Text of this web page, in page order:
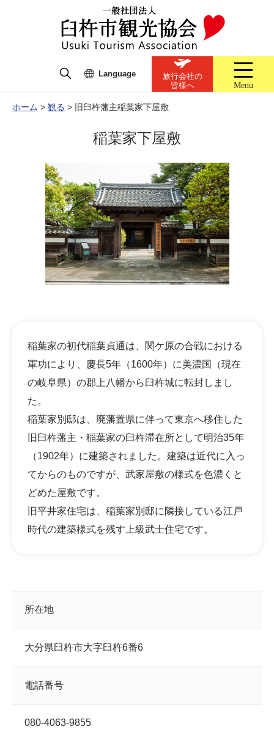
Language
旅行会社の
皆様へ
Menu
ホーム > 観る > 旧臼杵藩主稲葉家下屋敷
稲葉家下屋敷
稲葉家の初代稲葉貞通は、関ケ原の合戦における
軍功により、慶長5年（1600年）に美濃国（現在
の岐阜県）の郡上八幡から臼杵城に転封しまし
た。
稲葉家別邸は、廃藩置県に伴って東京へ移住した
旧臼杵藩主・稲葉家の臼杵滞在所として明治35年
（1902年）に建築されました。建築は近代に入っ
てからのものですが、武家屋敷の様式を色濃くと
どめた屋敷です。
旧平井家住宅は、稲葉家別邸に隣接している江戸
時代の建築様式を残す上級武士住宅です。
所在地
大分県臼杵市大字臼杵6番6
電話番号
080-4063-9855